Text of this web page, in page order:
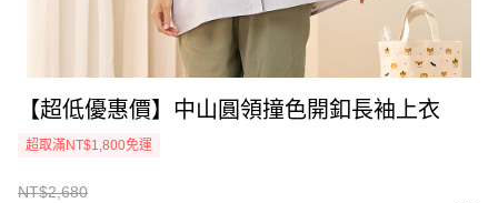
【超低優惠價】中山圓領撞色開釦長袖上衣
超取滿NT$1,800免運
NT$2,680